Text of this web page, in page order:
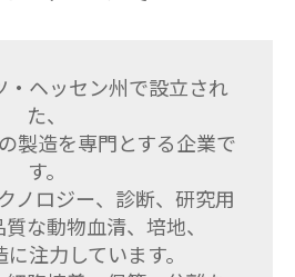
・ヘッセン州で設立され
た、
製造を専門とする企業で
す。
ノロジー、診断、研究用
な動物血清、培地、
注力しています。